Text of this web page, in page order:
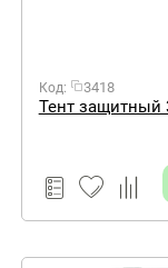
Код: 3418
Тент защитный